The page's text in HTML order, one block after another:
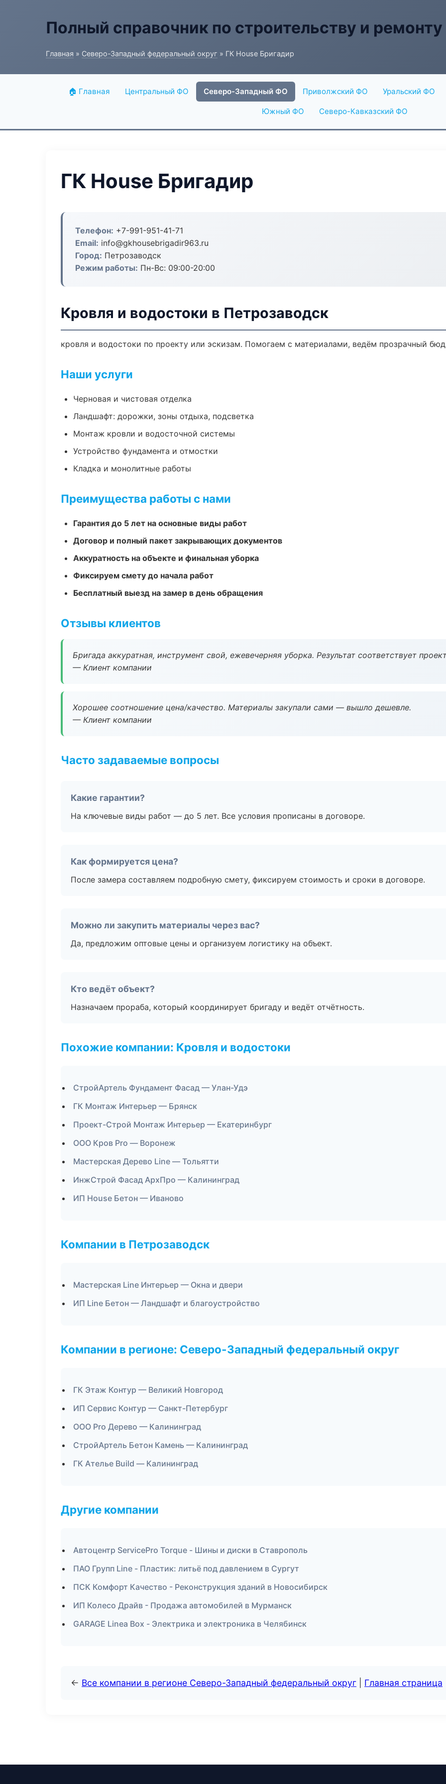
Полный справочник по строительству и ремонту
Главная » Северо-Западный федеральный округ » ГК House Бригадир
🏠 Главная Центральный ФО Северо-Западный ФО Приволжский ФО Уральский ФО
Южный ФО Северо-Кавказский ФО
ГК House Бригадир
Телефон: +7-991-951-41-71
Email: info@gkhousebrigadir963.ru
Город: Петрозаводск
Режим работы: Пн-Вс: 09:00-20:00
Кровля и водостоки в Петрозаводск
кровля и водостоки по проекту или эскизам. Помогаем с материалами, ведём прозрачный
Наши услуги
Черновая и чистовая отделка
Ландшафт: дорожки, зоны отдыха, подсветка
Монтаж кровли и водосточной системы
Устройство фундамента и отмостки
Кладка и монолитные работы
Преимущества работы с нами
Гарантия до 5 лет на основные виды работ
Договор и полный пакет закрывающих документов
Аккуратность на объекте и финальная уборка
Фиксируем смету до начала работ
Бесплатный выезд на замер в день обращения
Отзывы клиентов
Бригада аккуратная, инструмент свой, ежевечерняя уборка. Результат соответствует
— Клиент компании
Хорошее соотношение цена/качество. Материалы закупали сами — вышло дешевле.
— Клиент компании
Часто задаваемые вопросы
Какие гарантии?
На ключевые виды работ — до 5 лет. Все условия прописаны в договоре.
Как формируется цена?
После замера составляем подробную смету, фиксируем стоимость и сроки в договоре.
Можно ли закупить материалы через вас?
Да, предложим оптовые цены и организуем логистику на объект.
Кто ведёт объект?
Назначаем прораба, который координирует бригаду и ведёт отчётность.
Похожие компании: Кровля и водостоки
СтройАртель Фундамент Фасад — Улан-Удэ
ГК Монтаж Интерьер — Брянск
Проект-Строй Монтаж Интерьер — Екатеринбург
ООО Кров Pro — Воронеж
Мастерская Дерево Line — Тольятти
ИнжСтрой Фасад АрхПро — Калининград
ИП House Бетон — Иваново
Компании в Петрозаводск
Мастерская Line Интерьер — Окна и двери
ИП Line Бетон — Ландшафт и благоустройство
Компании в регионе: Северо-Западный федеральный округ
ГК Этаж Контур — Великий Новгород
ИП Сервис Контур — Санкт-Петербург
ООО Pro Дерево — Калининград
СтройАртель Бетон Камень — Калининград
ГК Ателье Build — Калининград
Другие компании
Автоцентр ServicePro Torque - Шины и диски в Ставрополь
ПАО Групп Line - Пластик: литьё под давлением в Сургут
ПСК Комфорт Качество - Реконструкция зданий в Новосибирск
ИП Колесо Драйв - Продажа автомобилей в Мурманск
GARAGE Linea Box - Электрика и электроника в Челябинск
← Все компании в регионе Северо-Западный федеральный округ Главная страница